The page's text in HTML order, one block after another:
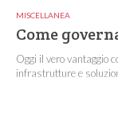
MISCELLANEA
Come
Oggi il vero vantaggio
infrastrutture e